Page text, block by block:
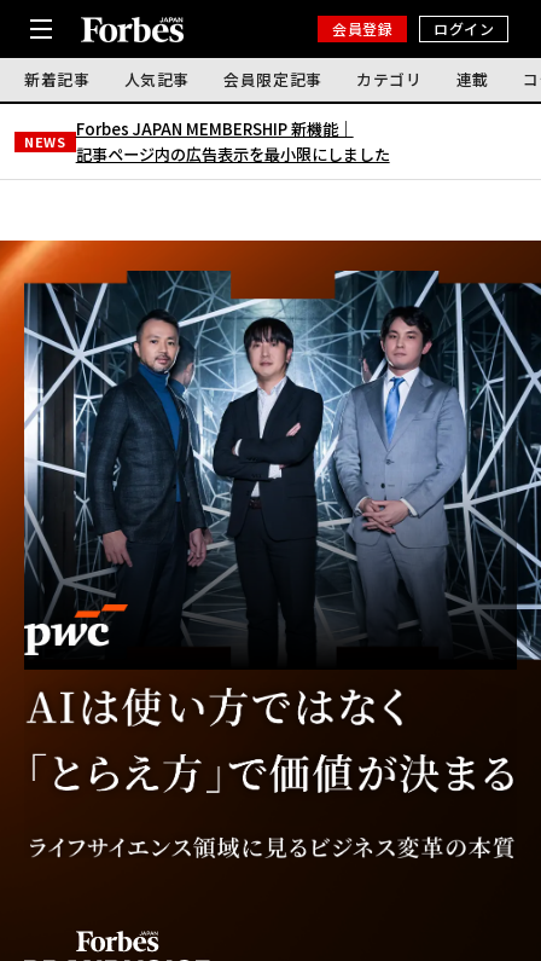
会員登録 ログイン
新着記事 人気記事 会員限定記事 カテゴリ 連載
NEWS
Forbes JAPAN MEMBERSHIP 新機能｜
記事ページ内の広告表示を最小限にしました